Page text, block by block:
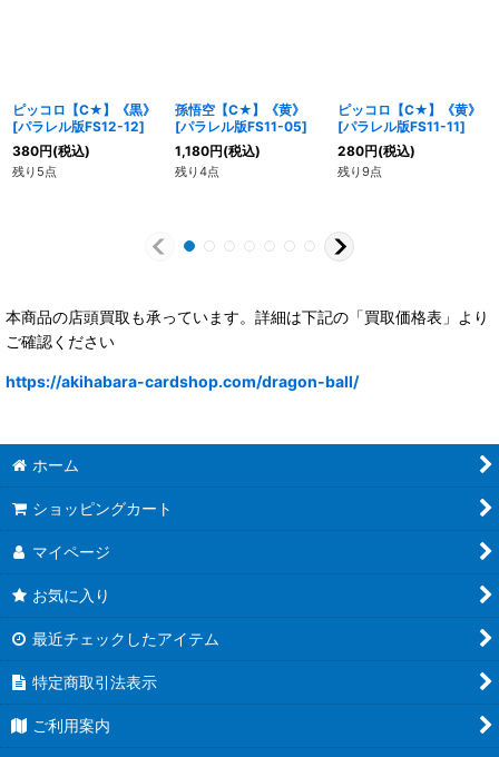
ピッコロ【C★】《黒》
[パラレル版FS12-12]
380円(税込)
残り5点
孫悟空【C★】《黄》
[パラレル版FS11-05]
1,180円(税込)
残り4点
ピッコロ【C★】《黄》
[パラレル版FS11-11]
280円(税込)
残り9点
本商品の店頭買取も承っています。詳細は下記の「買取価格表」より
ご確認ください
https://akihabara-cardshop.com/dragon-ball/
ホーム
ショッピングカート
マイページ
お気に入り
最近チェックしたアイテム
特定商取引法表示
ご利用案内